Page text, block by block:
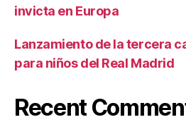
invicta en Europa
Lanzamiento de la tercera
para niños del Real Madrid
Recent